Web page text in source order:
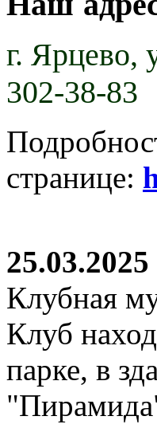
г. Ярцево,
302-38-83
странице:
Клубная
Клуб
парке, в